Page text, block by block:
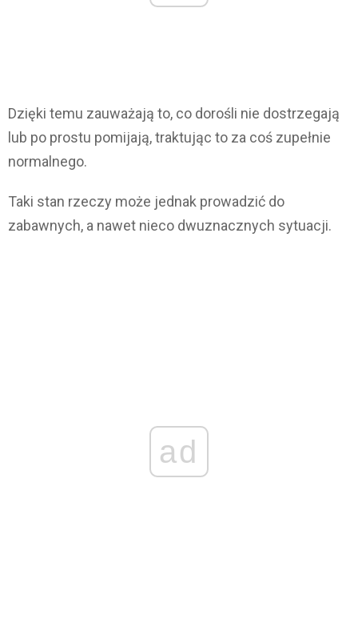
Dzięki temu zauważają to, co dorośli nie dostrzegają
lub po prostu pomijają, traktując to za coś zupełnie
normalnego.
Taki stan rzeczy może jednak prowadzić do
zabawnych, a nawet nieco dwuznacznych sytuacji.
ad